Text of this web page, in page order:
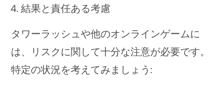
結果と責任ある考慮
タワーラッシュや他のオンラインゲームに
は、リスクに関して十分な注意が必要です。
特定の状況を考えてみましょう: